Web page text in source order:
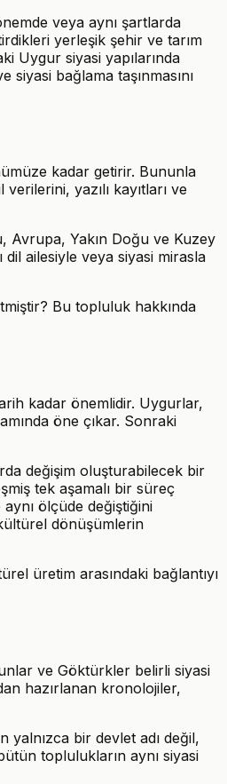
veya aynı şartlarda
yerleşik şehir ve tarım
Uygur siyasi yapılarında
bağlama taşınmasını
kadar getirir. Bununla
yazılı kayıtları ve
Avrupa, Yakın Doğu ve Kuzey
ailesiyle veya siyasi mirasla
Bu topluluk hakkında
kadar önemlidir. Uygurlar,
öne çıkar. Sonraki
değişim oluşturabilecek bir
tek aşamalı bir süreç
ölçüde değiştiğini
dönüşümlerin
üretim arasındaki bağlantıyı
ve Göktürkler belirli siyasi
hazırlanan kronolojiler,
yalnızca bir devlet adı değil,
toplulukların aynı siyasi